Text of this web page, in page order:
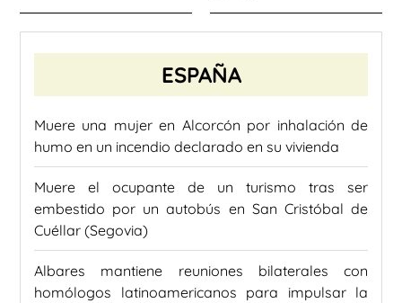
ESPAÑA
Muere una mujer en Alcorcón por inhalación de
humo en un incendio declarado en su vivienda
Muere el ocupante de un turismo tras ser
embestido por un autobús en San Cristóbal de
Cuéllar (Segovia)
Albares mantiene reuniones bilaterales con
homólogos latinoamericanos para impulsar la